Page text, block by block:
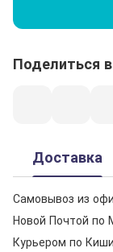
Поделиться
Доставка
Самовывоз из
Новой Почтой
Курьером по